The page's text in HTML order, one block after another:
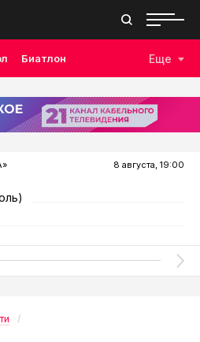
Биатлон
Плавание Дзюдо
Бокс
Еще
8 августа, 19:00